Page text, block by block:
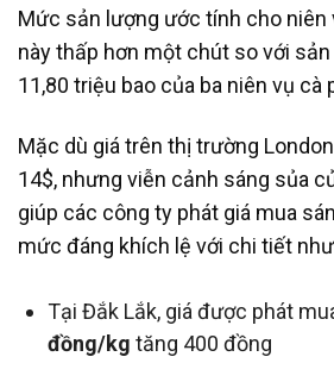
Mức sản lượng ước tính cho niên
này thấp hơn một chút so với
11,80 triệu bao của ba niên vụ cà
Mặc dù giá trên thị trường
14$, nhưng viễn cảnh sáng sủa
giúp các công ty phát giá mua
mức đáng khích lệ với chi tiết
Tại Đắk Lắk, giá được phát
đồng/kg tăng 400 đồng